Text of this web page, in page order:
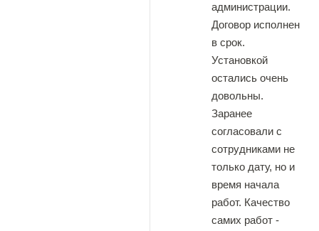
администрации.
Договор исполнен
в срок.
Установкой
остались очень
довольны.
Заранее
согласовали с
сотрудниками не
только дату, но и
время начала
работ. Качество
самих работ -